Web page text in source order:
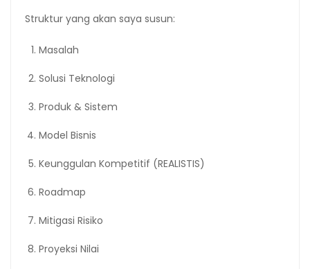
Struktur yang akan saya susun:
Masalah
Solusi Teknologi
Produk & Sistem
Model Bisnis
Keunggulan Kompetitif (REALISTIS)
Roadmap
Mitigasi Risiko
Proyeksi Nilai